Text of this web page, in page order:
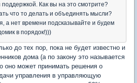
Как вы на это смотрите?
что то делать и объединять мысли?
а нет времени подсказывайте и будем
в порядок!)))
до тех пор, пока не будет известно и
дома (а по закону это называется
оно может принимать решения о
управления в управляющую